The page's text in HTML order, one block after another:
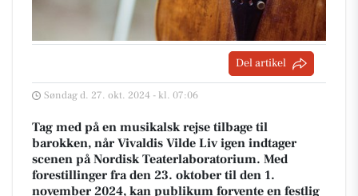
Del artikel
Søndag d. 27. okt. 2024 - kl. 07:06
Tag med på en musikalsk rejse tilbage til
barokken, når Vivaldis Vilde Liv igen indtager
scenen på Nordisk Teaterlaboratorium. Med
forestillinger fra den 23. oktober til den 1.
november 2024, kan publikum forvente en festlig